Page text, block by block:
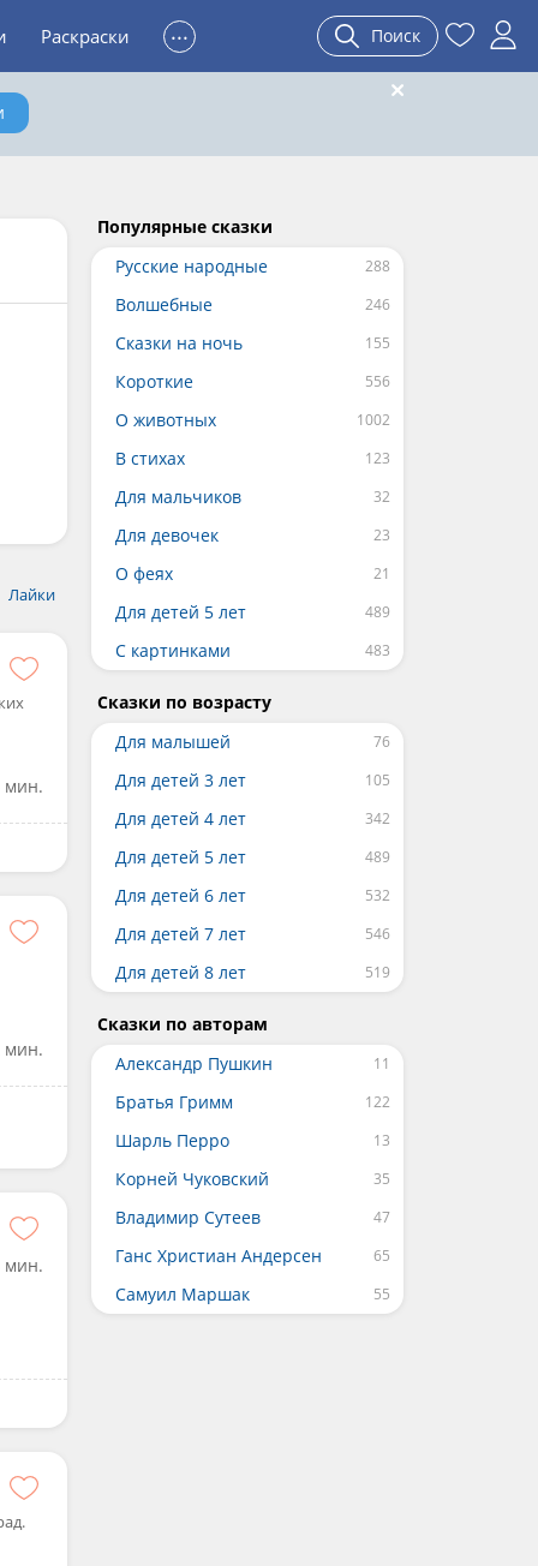
Раскраски ... Поиск
Лайки
мин.
мин.
мин.
Популярные сказки
Русские народные
Волшебные
Сказки на ночь
Короткие
О животных
В стихах
Для мальчиков
Для девочек
О феях
Для детей 5 лет
С картинками
Сказки по возрасту
Для малышей
Для детей 3 лет
Для детей 4 лет
Для детей 5 лет
Для детей 6 лет
Для детей 7 лет
Для детей 8 лет
Сказки по авторам
Александр Пушкин
Братья Гримм
Шарль Перро
Корней Чуковский
Владимир Сутеев
Ганс Христиан Андерсен
Самуил Маршак